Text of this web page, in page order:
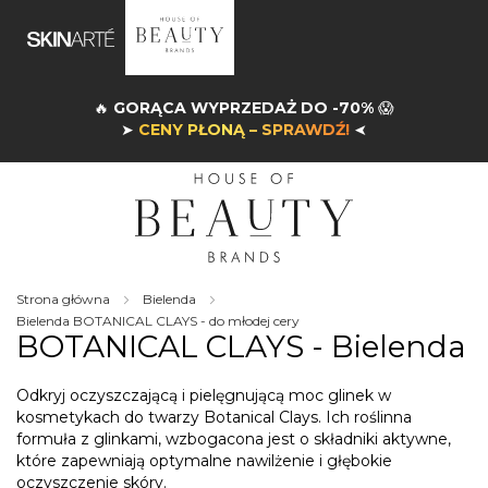
🔥 GORĄCA WYPRZEDAŻ DO -70% 😱
➤ CENY PŁONĄ – SPRAWDŹ! ➤
Strona główna
Bielenda
Bielenda BOTANICAL CLAYS - do młodej cery
BOTANICAL CLAYS - Bielenda
Odkryj oczyszczającą i pielęgnującą moc glinek w
kosmetykach do twarzy Botanical Clays. Ich roślinna
formuła z glinkami, wzbogacona jest o składniki aktywne,
które zapewniają optymalne nawilżenie i głębokie
oczyszczenie skóry.